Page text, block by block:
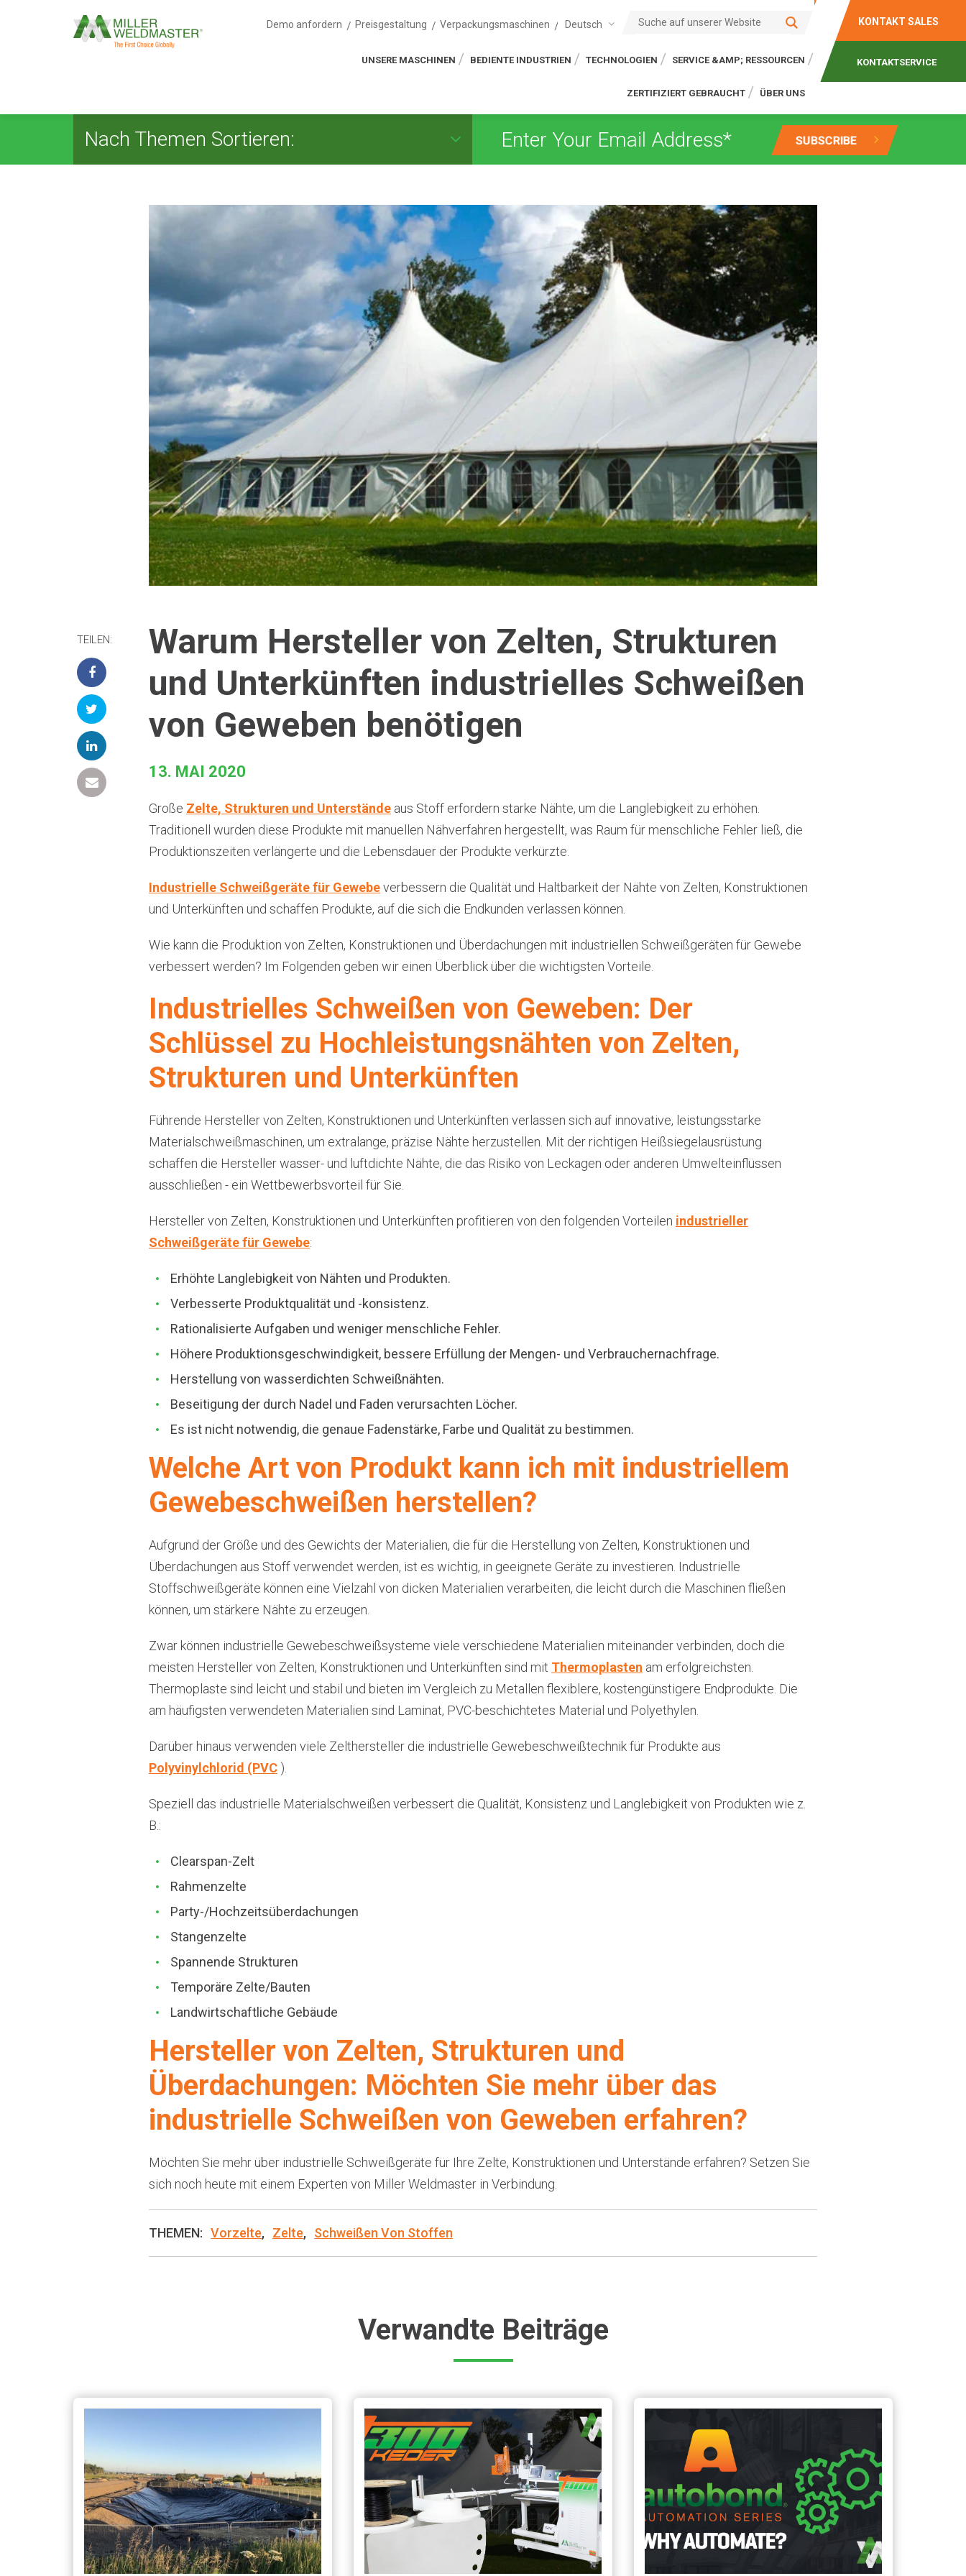
Demo anfordern Preisgestaltung Verpackungsmaschinen Deutsch
UNSERE MASCHINEN BEDIENTE INDUSTRIEN TECHNOLOGIEN SERVICE &AMP; RESSOURCEN
ZERTIFIZIERT GEBRAUCHT ÜBER UNS
KONTAKT SALES
KONTAKTSERVICE
Nach Themen Sortieren:
Warum Hersteller von Zelten, Strukturen
und Unterkünften industrielles Schweißen
von Geweben benötigen
13. MAI 2020
TEILEN:
Große Zelte, Strukturen und Unterstände aus Stoff erfordern starke Nähte, um die Langlebigkeit zu erhöhen.
Traditionell wurden diese Produkte mit manuellen Nähverfahren hergestellt, was Raum für menschliche Fehler ließ, die
Produktionszeiten verlängerte und die Lebensdauer der Produkte verkürzte.
Industrielle Schweißgeräte für Gewebeverbessern die Qualität und Haltbarkeit der Nähte von Zelten, Konstruktionen
und Unterkünften und schaffen Produkte, auf die sich die Endkunden verlassen können.
Wie kann die Produktion von Zelten, Konstruktionen und Überdachungen mit industriellen Schweißgeräten für Gewebe
verbessert werden? Im Folgenden geben wir einen Überblick über die wichtigsten Vorteile.
Industrielles Schweißen von Geweben: Der
Schlüssel zu Hochleistungsnähten von Zelten,
Strukturen und Unterkünften
Führende Hersteller von Zelten, Konstruktionen und Unterkünften verlassen sich auf innovative, leistungsstarke
Materialschweißmaschinen, um extralange, präzise Nähte herzustellen. Mit der richtigen Heißsiegelausrüstung
schaffen die Hersteller wasser- und luftdichte Nähte, die das Risiko von Leckagen oder anderen Umwelteinflüssen
ausschließen - ein Wettbewerbsvorteil für Sie.
Hersteller von Zelten, Konstruktionen und Unterkünften profitieren von den folgenden Vorteilen industrieller
Schweißgeräte für Gewebe:
Erhöhte Langlebigkeit von Nähten und Produkten.
Verbesserte Produktqualität und -konsistenz.
Rationalisierte Aufgaben und weniger menschliche Fehler.
Höhere Produktionsgeschwindigkeit, bessere Erfüllung der Mengen- und Verbrauchernachfrage.
Herstellung von wasserdichten Schweißnähten.
Beseitigung der durch Nadel und Faden verursachten Löcher.
Es ist nicht notwendig, die genaue Fadenstärke, Farbe und Qualität zu bestimmen.
Welche Art von Produkt kann ich mit industriellem
Gewebeschweißen herstellen?
Aufgrund der Größe und des Gewichts der Materialien, die für die Herstellung von Zelten, Konstruktionen und
Überdachungen aus Stoff verwendet werden, ist es wichtig, in geeignete Geräte zu investieren. Industrielle
Stoffschweißgeräte können eine Vielzahl von dicken Materialien verarbeiten, die leicht durch die Maschinen fließen
können, um stärkere Nähte zu erzeugen.
Zwar können industrielle Gewebeschweißsysteme viele verschiedene Materialien miteinander verbinden, doch die
meisten Hersteller von Zelten, Konstruktionen und Unterkünften sind mit Thermoplasten am erfolgreichsten.
Thermoplaste sind leicht und stabil und bieten im Vergleich zu Metallen flexiblere, kostengünstigere Endprodukte. Die
am häufigsten verwendeten Materialien sind Laminat, PVC-beschichtetes Material und Polyethylen.
Darüber hinaus verwenden viele Zelthersteller die industrielle Gewebeschweißtechnik für Produkte aus
Polyvinylchlorid (PVC ).
Speziell das industrielle Materialschweißen verbessert die Qualität, Konsistenz und Langlebigkeit von Produkten wie z.
B.:
Clearspan-Zelt
Rahmenzelte
Party-/Hochzeitsüberdachungen
Stangenzelte
Spannende Strukturen
Temporäre Zelte/Bauten
Landwirtschaftliche Gebäude
Hersteller von Zelten, Strukturen und
Überdachungen: Möchten Sie mehr über das
industrielle Schweißen von Geweben erfahren?
Möchten Sie mehr über industrielle Schweißgeräte für Ihre Zelte, Konstruktionen und Unterstände erfahren? Setzen Sie
sich noch heute mit einem Experten von Miller Weldmaster in Verbindung.
THEMEN: Vorzelte, Zelte, Schweißen Von Stoffen
Verwandte Beiträge